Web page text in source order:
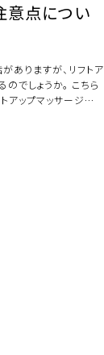
意点につい
ありますが、リフトア
でしょうか。 こちら
アップマッサージの